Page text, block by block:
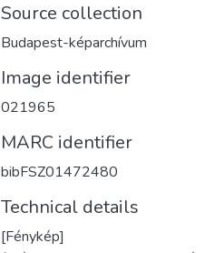
Source collection
Budapest-képarchívum
Image identifier
021965
MARC identifier
bibFSZ01472480
Technical details
[Fénykép]